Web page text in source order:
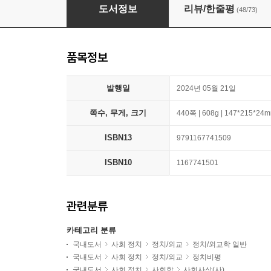
어떻게 극단적 소수가 다수를 지배하는가
도서정보 리뷰/한줄평 (48/73)
품목정보
발행일 2024년 05월 21일
쪽수, 무게, 크기 440쪽 | 608g |
ISBN13 9791167741509
ISBN10 1167741501
관련분류
카테고리 분류
국내도서 사회 정치 정치/외교
정치/외교학 일반
국내도서
사회 정치 정치/외교
정치비평